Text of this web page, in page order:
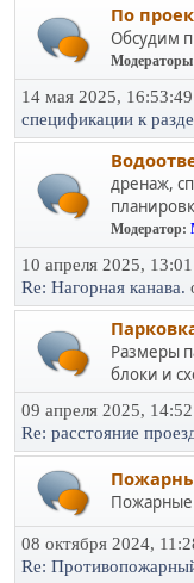
По
Обсудим
14 мая 2025, 16:53:49
спецификации к
дренаж,
Модератор:
10 апреля 2025,
Re: Нагорная канава.
Размеры
блоки и
09 апреля 2025,
Re: расстояние
Пожарные
08 октября 2024,
Re: